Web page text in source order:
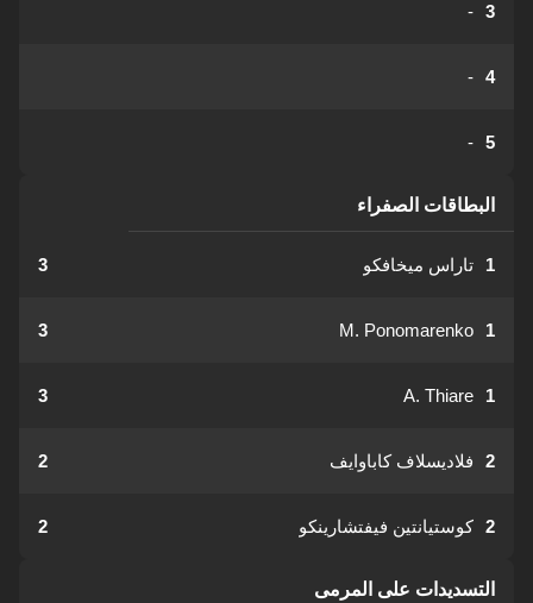
3
-
4
-
5
-
البطاقات الصفراء
1 تاراس ميخافكو 3
1
M. Ponomarenko
3
1
A. Thiare
3
2 فلاديسلاف كاباوايف 2
2 كوستيانتين فيفتشارينكو 2
التسديدات على المرمى